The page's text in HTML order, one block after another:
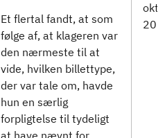
Et flertal fandt, at som
følge af, at klageren var
den nærmeste til at
vide, hvilken billettype,
der var tale om, havde
hun en særlig
forpligtelse til tydeligt
at have nævnt for